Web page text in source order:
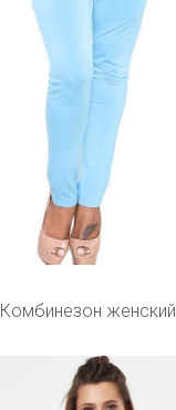
Комбинезон женский